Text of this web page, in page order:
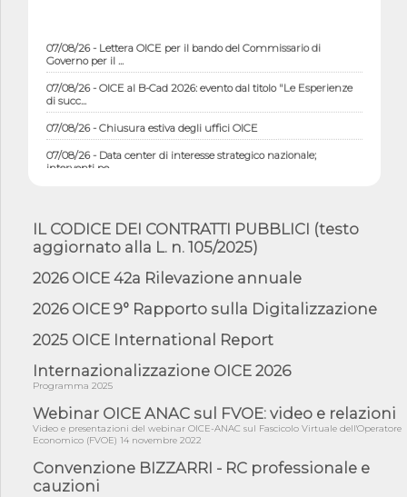
07/08/26 - Lettera OICE per il bando del Commissario di
Governo per il ...
07/08/26 - OICE al B-Cad 2026: evento dal titolo "Le Esperienze
di succ...
07/08/26 - Chiusura estiva degli uffici OICE
07/08/26 - Data center di interesse strategico nazionale;
interventi pe...
07/08/26 - Ponte sullo Stretto di Messina: deliberata la
sussistenza di...
costr...
06/08/26 - Istat, produzione industriale in calo dell'1% a giugno,
06/08/26 - Dal 3 agosto in vigore l'obbligo di energie rinnovabili
06/08/26 - DL PA approvato in Cdm: contributi per
06/08/26 - CdM: approvato il d.lgs. di adeguamento all’AI Act in
mate...
06/08/26 - DDL delegazione europea in Cdm per recepimento
norme UE in m...
IL CODICE DEI CONTRATTI PUBBLICI (testo
aggiornato alla L. n. 105/2025)
2026 OICE 42a Rilevazione annuale
2026 OICE 9° Rapporto sulla Digitalizzazione
2025 OICE International Report
Internazionalizzazione OICE 2026
Programma 2025
Webinar OICE ANAC sul FVOE: video e relazioni
Video e presentazioni del webinar OICE-ANAC sul Fascicolo Virtuale dell'Operatore
Economico (FVOE) 14 novembre 2022
Convenzione BIZZARRI - RC professionale e
cauzioni